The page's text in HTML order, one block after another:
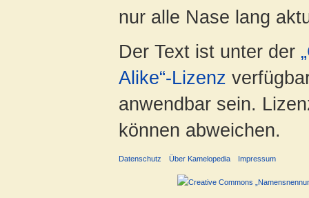
nur alle Nase lang
Der Text ist unter der
Alike“-Lizenz
anwendbar sein.
können abweichen.
Datenschutz Über Kamelopedia Impressum